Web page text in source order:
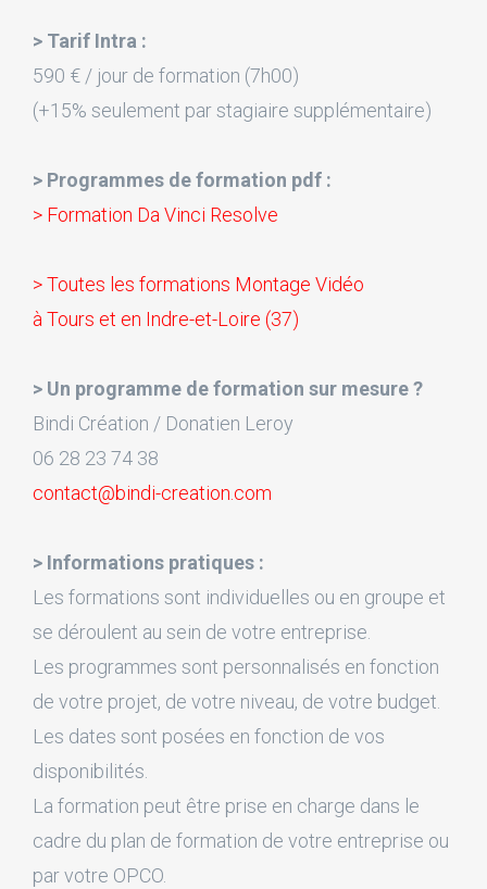
> Tarif Intra :
590 € / jour de formation (7h00)
(+15% seulement par stagiaire supplémentaire)
> Programmes de formation pdf :
> Formation Da Vinci Resolve
> Toutes les formations Montage Vidéo
à Tours et en Indre-et-Loire (37)
> Un programme de formation sur mesure ?
Bindi Création / Donatien Leroy
06 28 23 74 38
contact@bindi-creation.com
> Informations pratiques :
Les formations sont individuelles ou en groupe et
se déroulent au sein de votre entreprise.
Les programmes sont personnalisés en fonction
de votre projet, de votre niveau, de votre budget.
Les dates sont posées en fonction de vos
disponibilités.
La formation peut être prise en charge dans le
cadre du plan de formation de votre entreprise ou
par votre OPCO.